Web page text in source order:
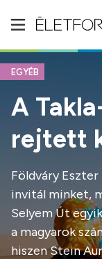
EGYÉB
A
rejtett
Földváry
invitál minket,
Selyem Út
a magyarok
hiszen Stein